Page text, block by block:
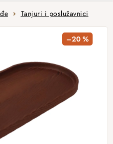
Tanjuri i poslužavnici
–20 %